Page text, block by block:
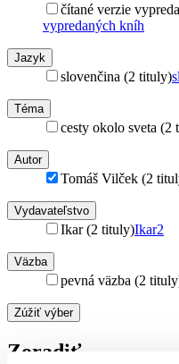
čítané verzie
vypredaných kníh
Jazyk
slovenčina (2 tituly)
Téma
cesty okolo sveta (2
Autor
Tomáš Vilček (2
Vydavateľstvo
Ikar (2 tituly)Ikar2
Väzba
pevná väzba (2
Zúžiť výber
Zoradiť